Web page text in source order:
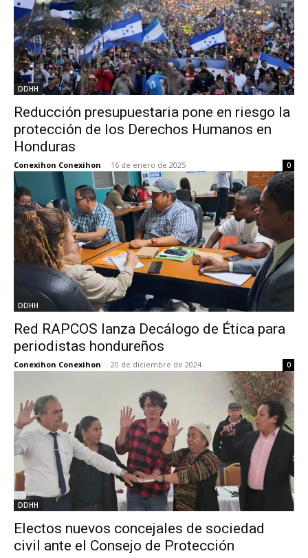
DDHH
Reducción presupuestaria pone en riesgo la
protección de los Derechos Humanos en
Honduras
Conexihon Conexihon - 16 de enero de 2025 0
DDHH
Red RAPCOS lanza Decálogo de Ética para
periodistas hondureños
Conexihon Conexihon - 20 de diciembre de 2024 0
DDHH
Electos nuevos concejales de sociedad
civil ante el Consejo de Protección